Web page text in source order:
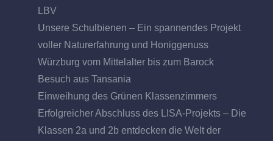
LBV
Unsere Schulbienen – Ein spannendes Projekt
voller Naturerfahrung und Honiggenuss
Würzburg vom Mittelalter bis zum Barock
Besuch aus Tansania
Einweihung des Grünen Klassenzimmers
Erfolgreicher Abschluss des LISA-Projekts – Die
Klassen 2a und 2b entdecken die Welt der